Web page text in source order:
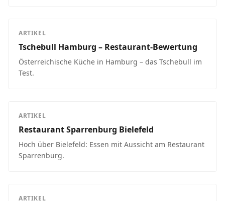
ARTIKEL
Tschebull Hamburg – Restaurant-Bewertung
Österreichische Küche in Hamburg – das Tschebull im
Test.
ARTIKEL
Restaurant Sparrenburg Bielefeld
Hoch über Bielefeld: Essen mit Aussicht am Restaurant
Sparrenburg.
ARTIKEL